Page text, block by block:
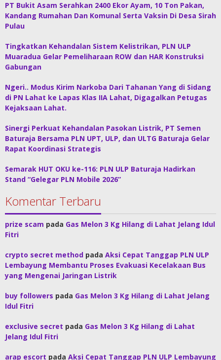
PT Bukit Asam Serahkan 2400 Ekor Ayam, 10 Ton Pakan,
Kandang Rumahan Dan Komunal Serta Vaksin Di Desa Sirah
Pulau
Tingkatkan Kehandalan Sistem Kelistrikan, PLN ULP
Muaradua Gelar Pemeliharaan ROW dan HAR Konstruksi
Gabungan
Ngeri.. Modus Kirim Narkoba Dari Tahanan Yang di Sidang
di PN Lahat ke Lapas Klas IIA Lahat, Digagalkan Petugas
Kejaksaan Lahat.
Sinergi Perkuat Kehandalan Pasokan Listrik, PT Semen
Baturaja Bersama PLN UPT, ULP, dan ULTG Baturaja Gelar
Rapat Koordinasi Strategis
Semarak HUT OKU ke-116: PLN ULP Baturaja Hadirkan
Stand “Gelegar PLN Mobile 2026”
Komentar Terbaru
prize scam pada Gas Melon 3 Kg Hilang di Lahat Jelang Idul
Fitri
crypto secret method pada Aksi Cepat Tanggap PLN ULP
Lembayung Membantu Proses Evakuasi Kecelakaan Bus
yang Mengenai Jaringan Listrik
buy followers pada Gas Melon 3 Kg Hilang di Lahat Jelang
Idul Fitri
exclusive secret pada Gas Melon 3 Kg Hilang di Lahat
Jelang Idul Fitri
arap escort pada Aksi Cepat Tanggap PLN ULP Lembayung